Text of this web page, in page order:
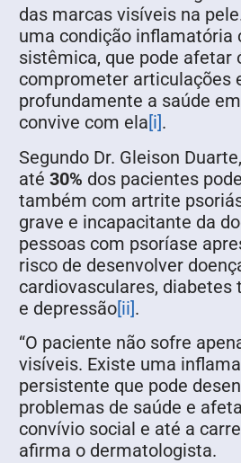
das marcas visíveis na
uma condição inflamatória
sistêmica, que pode afetar
comprometer articulações
profundamente a saúde
convive com ela[i].
Segundo Dr. Gleison
até 30% dos pacientes
também com artrite
grave e incapacitante da
pessoas com psoríase
risco de desenvolver
cardiovasculares, diabetes
e depressão[ii].
“O paciente não sofre
visíveis. Existe uma
persistente que pode
problemas de saúde e
convívio social e até a
afirma o dermatologista.